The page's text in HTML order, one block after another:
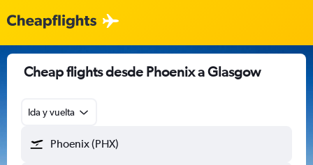
Cheap flights desde Phoenix a Glasgow
Ida y vuelta
Phoenix (PHX)